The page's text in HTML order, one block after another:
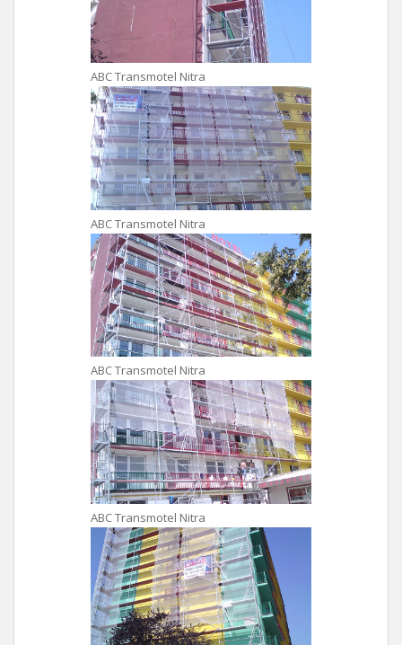
ABC Transmotel Nitra
ABC Transmotel Nitra
ABC Transmotel Nitra
ABC Transmotel Nitra